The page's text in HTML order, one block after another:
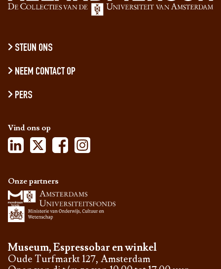
STEUN ONS
NEEM CONTACT OP
PERS
Vind ons op
Museum, Espressobar en winkel
Oude Turfmarkt 127, Amsterdam
Onze partners